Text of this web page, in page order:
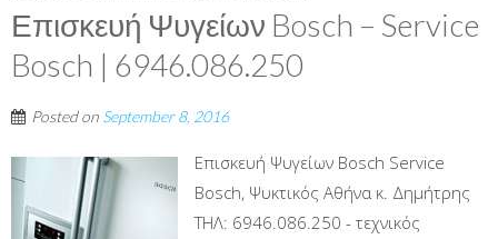
Επισκευή Ψυγείων Bosch – Service
Bosch | 6946.086.250
Posted on September 8, 2016
Επισκευή Ψυγείων Bosch Service
Bosch, Ψυκτικός Αθήνα κ. Δημήτρης
ΤΗΛ: 6946.086.250 - τεχνικός